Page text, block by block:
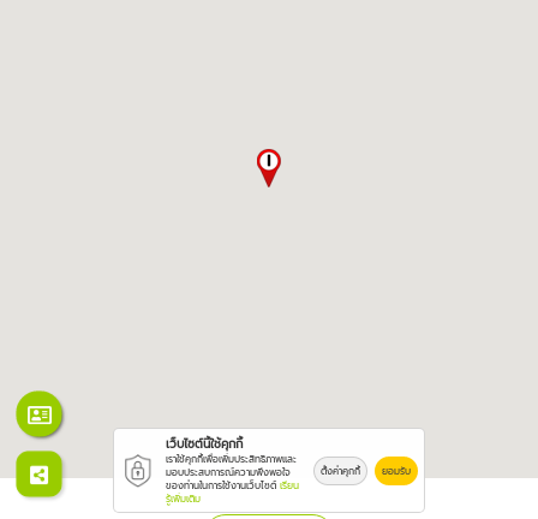
เว็บไซต์นี้ใช้คุกกี้
เราใช้คุกกี้เพื่อเพิ่มประสิทธิภาพและ
มอบประสบการณ์ความพึงพอใจ
ของท่านในการใช้งานเว็บไซต์ เรียน
รู้เพิ่มเติม
ตั้งค่าคุกกี้ ยอมรับ